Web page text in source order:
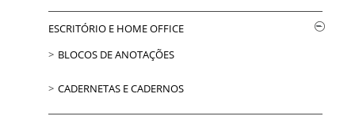
ESCRITÓRIO E HOME OFFICE
BLOCOS DE ANOTAÇÕES
CADERNETAS E CADERNOS